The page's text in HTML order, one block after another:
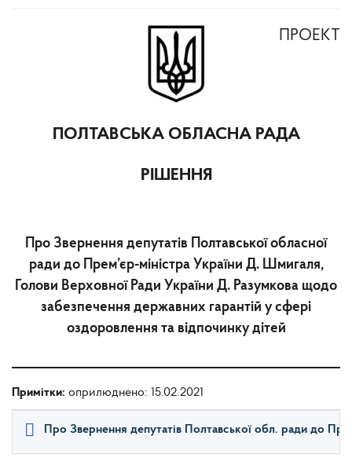
ПРОЕКТ
ПОЛТАВСЬКА ОБЛАСНА РАДА
РІШЕННЯ
Про Звернення депутатів Полтавської обласної
ради до Прем’єр-міністра України Д. Шмигаля,
Голови Верховної Ради України Д. Разумкова щодо
забезпечення державних гарантій у сфері
оздоровлення та відпочинку дітей
Примітки: оприлюднено: 15.02.2021
Про Звернення депутатів Полтавської обл. ради до